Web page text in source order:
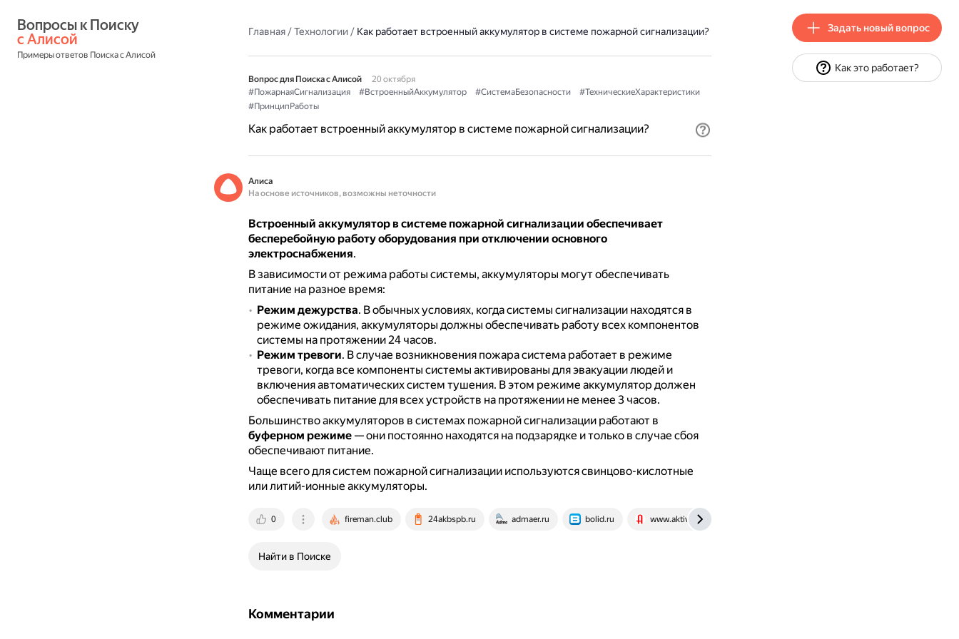
с Алисой
Примеры ответов Поиска с Алисой
Главная/Технологии/ Как работает встроенный аккумулятор в системе пожарной сигнализации?
Вопрос для Поиска с Алисой
20 октября
#ПожарнаяСигнализация
#ВстроенныйАккумулятор #СистемаБезопасности
#ТехническиеХарактеристики
#ПринципРаботы
Как работает встроенный аккумулятор в системе пожарной сигнализации?
Алиса
На основе источников, возможны неточности
Встроенный аккумулятор в системе пожарной сигнализации обеспечивает
бесперебойную работу оборудования при отключении основного
электроснабжения.
В зависимости от режима работы системы, аккумуляторы могут обеспечивать
питание на разное время:
Режим дежурства. В обычных условиях, когда системы сигнализации находятся в
режиме ожидания, аккумуляторы должны обеспечивать работу всех компонентов
системы на протяжении 24 часов.
Режим тревоги. В случае возникновения пожара система работает в режиме
тревоги, когда все компоненты системы активированы для эвакуации людей и
включения автоматических систем тушения. В этом режиме аккумулятор должен
обеспечивать питание для всех устройств на протяжении не менее 3 часов.
Большинство аккумуляторов в системах пожарной сигнализации работают в
буферном режиме— они постоянно находятся на подзарядке и только в случае сбоя
обеспечивают питание.
Чаще всего для систем пожарной сигнализации используются свинцово-кислотные
или литий-ионные аккумуляторы.
0 fireman.club 24akbspb.ru admaer.ru bolid.ru www.aktivsb.ru
Найти в Поиске
Комментарии
Задать новый вопрос
Как это работает?